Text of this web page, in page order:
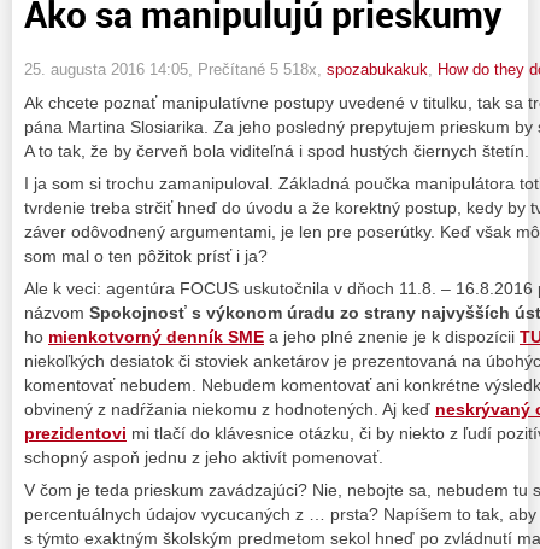
Ako sa manipulujú prieskumy
25. augusta 2016 14:05 , Prečítané 5 518x, spozabukakuk How do they
Ak chcete poznať manipulatívne postupy uvedené v titulku, tak sa
pána Martina Slosiarika. Za jeho posledný prepytujem prieskum
A to tak, že by červeň bola viditeľná i spod hustých čiernych štetín.
I ja som si trochu zamanipuloval. Základná poučka manipulátora
tvrdenie treba strčiť hneď do úvodu a že korektný postup, kedy by
záver odôvodnený argumentami, je len pre poserútky. Keď však
som mal o ten pôžitok prísť i ja?
Ale k veci: agentúra FOCUS uskutočnila v dňoch 11.8. –
názvom Spokojnosť s výkonom úradu zo strany najvyšších
ho mienkotvorný denník SME a jeho plné znenie je k dispozícii
niekoľkých desiatok či stoviek anketárov je prezentovaná na
komentovať nebudem. Nebudem komentovať ani konkrétne
obvinený z nadŕžania niekomu z hodnotených. Aj keď neskrývaný
prezidentovi mi tlačí do klávesnice otázku, či by niekto z ľudí
schopný aspoň jednu z jeho aktivít pomenovať.
V čom je teda prieskum zavádzajúci? Nie, nebojte sa, nebudem tu
percentuálnych údajov vycucaných z … prsta? Napíšem to tak,
s týmto exaktným školským predmetom sekol hneď po zvládnutí